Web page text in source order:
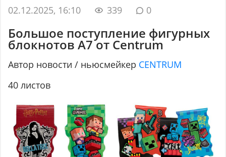
02.12.2025, 16:10 339 0
Большое поступление фигурных
блокнотов А7 от Centrum
Автор новости / ньюсмейкер CENTRUM
40 листов